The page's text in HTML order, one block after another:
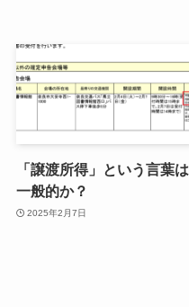
「譲渡所得」という言葉は
一般的か？
2025年2月7日